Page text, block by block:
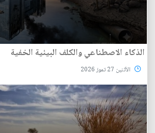
الذكاء الاصطناعي والكلف البيئية الخفية
الأثنين 27 تموز 2026